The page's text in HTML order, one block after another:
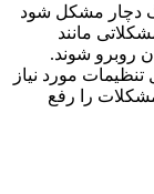
دچار مشکل شود
مانند
روبرو شوند.
تنظیمات مورد نیاز
را رفع